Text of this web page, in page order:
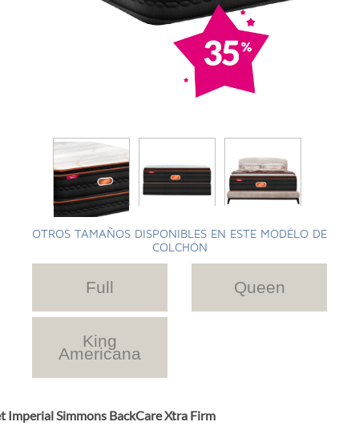
OTROS TAMAÑOS DISPONIBLES EN ESTE MODÉLO DE
COLCHÓN
Full Queen
King
Americana
Imperial Simmons BackCare Xtra Firm